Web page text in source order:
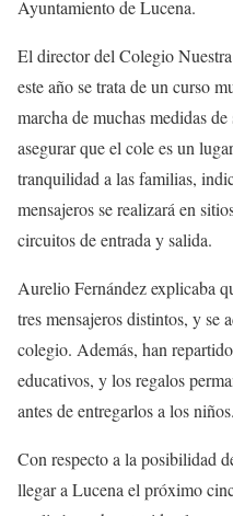
Ayuntamiento de Lucena.
El director del Colegio
este año se trata de un curso
marcha de muchas medidas
asegurar que el cole es un
tranquilidad a las familias,
mensajeros se realizará en
circuitos de entrada y salida.
Aurelio Fernández explicaba
tres mensajeros distintos, y se
colegio. Además, han
educativos, y los regalos
antes de entregarlos a los niños.
Con respecto a la posibilidad
llegar a Lucena el próximo